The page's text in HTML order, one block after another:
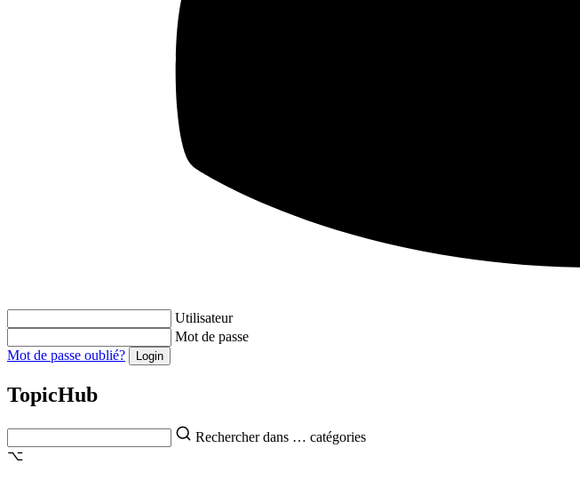
Utilisateur
Mot de passe
Mot de passe oublié?
TopicHub
Rechercher dans … catégories
⌥